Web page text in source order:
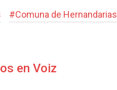
#Comuna de Hernandarias
en Voiz